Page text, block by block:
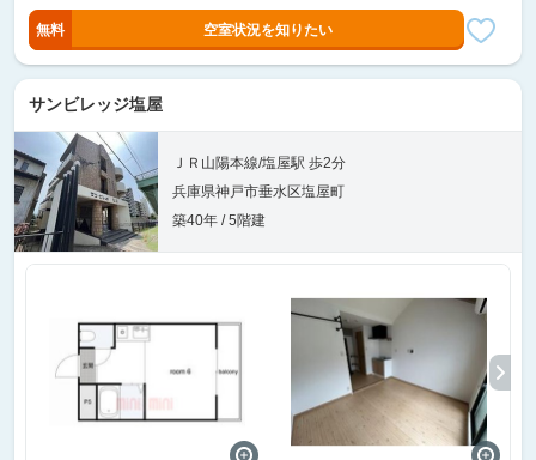
無料 空室状況を知りたい
サンビレッジ塩屋
ＪＲ山陽本線/塩屋駅 歩2分
兵庫県神戸市垂水区塩屋町
築40年 / 5階建